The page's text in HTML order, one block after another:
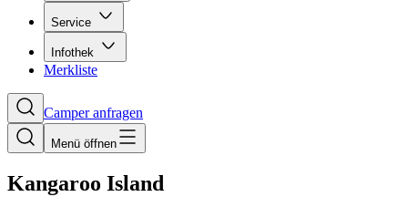
Service
Infothek
Merkliste
Camper anfragen
Menü öffnen
Kangaroo Island